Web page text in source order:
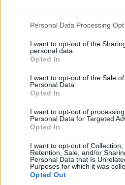
Please note that this website/app
not limited to your visit or usage
grant or deny consent to Google
use your data for below specified
consent section.
Personal Data Processing
I want to opt-out of the
personal data.
Opted In
I want to opt-out of the Sale
Personal Data.
Opted In
I want to opt-out of
Personal Data for Targeted
Opted In
I want to opt-out of Collection,
Retention, Sale, and/or
Personal Data that Is
Purposes for which it was
Opted Out
PsychArt24 24 órás
maraton
Budapest Art Brut Galéria•2011. október
délig, 24 órán át lehetett
Alapítvány és a Budapest Art
elnevezésű rendezvényen. Az
figyelmet a…
Art brut alkotók -
Budapest Art Brut Galéria•2011. május